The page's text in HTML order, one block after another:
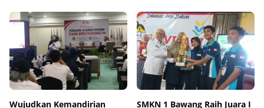
Wujudkan Kemandirian
SMKN 1 Bawang Raih Juara I